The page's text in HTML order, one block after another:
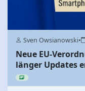
Sven Owsianowski•
Neue EU-
länger Updates